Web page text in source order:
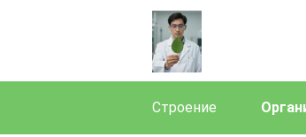
Строение